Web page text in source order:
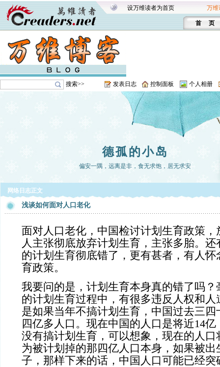
设万维读者为首页 万维
首 页
搜索>> 发表日志 控制面板 个人相册
德孤的小岛
偏安一隅，远离是非，食无求饱，居无求安
网络日志正文
浅谈如何面对人口老化
面对人口老化，中国检讨计划生育政策
人主张彻底放弃计划生育，主张多胎。
的计划生育彻底错了，更有甚者，有人
育政策。
我要问的是，计划生育本身真的错了吗
的计划生育过程中，有很多违反人权和
是如果当年不搞计划生育，中国过去三
四亿多人口。现在中国的人口是将近14亿
没有搞计划生育，可以想象，现在的人口
为被计划掉的那四亿人口本身，如果被
子，那样下来的话，中国人口可能已经突